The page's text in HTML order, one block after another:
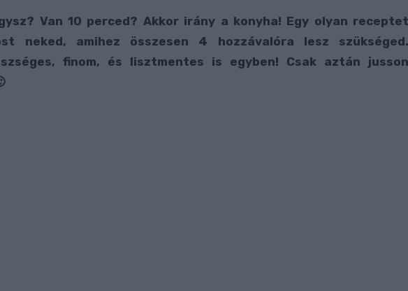
Van 10 perced? Akkor irány a konyha! Egy olyan receptet
neked, amihez összesen 4 hozzávalóra lesz szükséged.
finom, és lisztmentes is egyben! Csak aztán jusson